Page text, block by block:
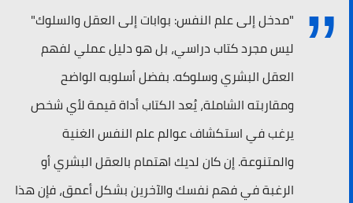
"مدخل إلى علم النفس: بوابات إلى العقل والسلوك"
ليس مجرد كتاب دراسي، بل هو دليل عملي لفهم
العقل البشري وسلوكه. بفضل أسلوبه الواضح
ومقاربته الشاملة، يُعد الكتاب أداة قيمة لأي شخص
يرغب في استكشاف عوالم علم النفس الغنية
والمتنوعة. إن كان لديك اهتمام بالعقل البشري أو
الرغبة في فهم نفسك والآخرين بشكل أعمق، فإن هذا